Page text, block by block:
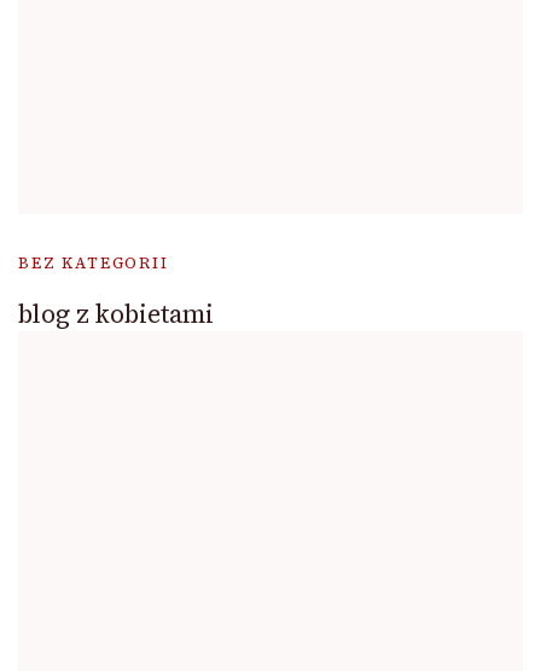
BEZ KATEGORII
blog z kobietami